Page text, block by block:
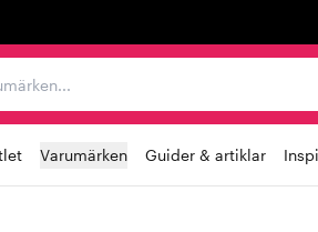
Varumärken Guider & artiklar